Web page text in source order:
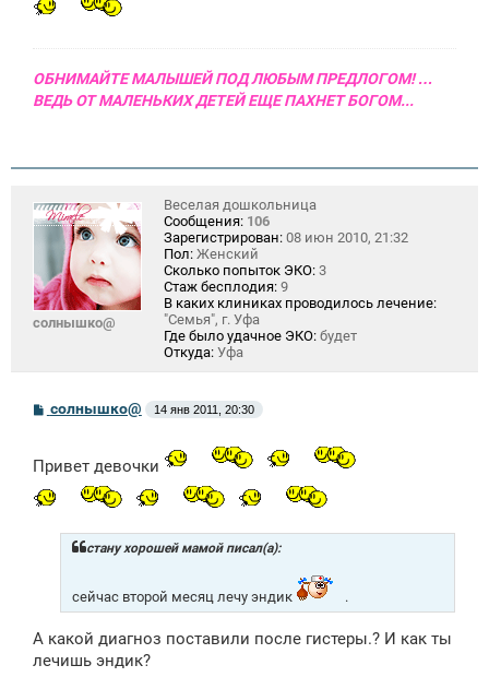
ОБНИМАЙТЕ МАЛЫШЕЙ ПОД ЛЮБЫМ ПРЕДЛОГОМ! …
ВЕДЬ ОТ МАЛЕНЬКИХ ДЕТЕЙ ЕЩЕ ПАХНЕТ БОГОМ...
солнышко@
Веселая дошкольница
Сообщения: 106
Зарегистрирован: 08 июн 2010, 21:32
Пол: Женский
Сколько попыток ЭКО: 3
Стаж бесплодия: 9
В каких клиниках проводилось лечение:
"Семья", г. Уфа
Где было удачное ЭКО: будет
Откуда: Уфа
С
щ
н
солнышко@ 14 янв 2011, 20:30
Привет девочки
стану хорошей мамой писал(а):
сейчас второй месяц лечу эндик .
А какой диагноз поставили после гистеры.? И как ты
лечишь эндик?